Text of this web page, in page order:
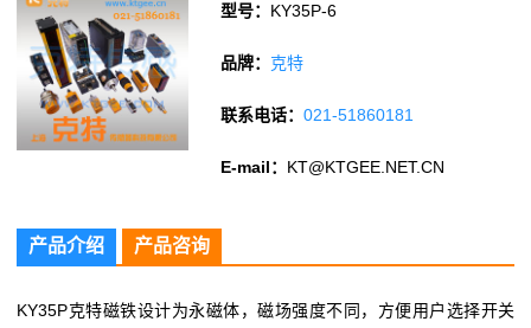
型号： KY35P-6
品牌： 克特
联系电话：021-51860181
E-mail： KT@KTGEE.NET.CN
产品介绍 产品咨询
KY35P克特磁铁设计为永磁体，磁场强度不同，方便用户选择开关